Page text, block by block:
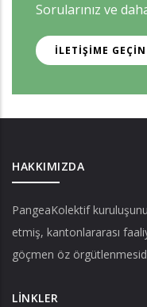
Sorularınız ve
İLETIŞIME GEÇIN
HAKKIMIZDA
PangeaKolektif
etmiş, kantonlararası
göçmen öz
LINKLER